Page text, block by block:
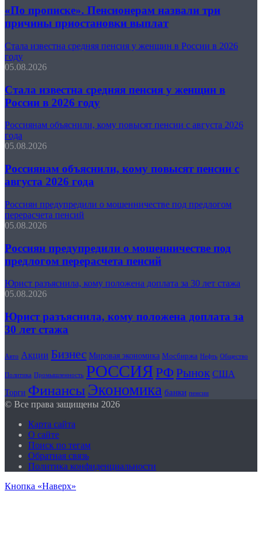
«По прописке». Пенсионерам назвали три
причины приостановки выплат
Стала известна средняя пенсия у женщин в России в 2026
году
05.08.2026
Стала известна средняя пенсия у женщин в
России в 2026 году
Россиянам объяснили, кому повысят пенсии с августа 2026
года
05.08.2026
Россиянам объяснили, кому повысят пенсии с
августа 2026 года
Россиян предупредили о мошенничестве под предлогом
перерасчета пенсий
05.08.2026
Россиян предупредили о мошенничестве под
предлогом перерасчета пенсий
Юрист разъяснила, кому положена доплата за 30 лет стажа
05.08.2026
Юрист разъяснила, кому положена доплата за
30 лет стажа
Авто Акции Бизнес Мировая экономика Мосбиржа Нефть Общество
Политика Промышленность РОССИЯРФРынок США
Торги Финансы Экономика банки пенсии
© Все права защищены 2026
Карта сайта
О сайте
Поиск по тегам
Обратная связь
Политика конфиденциальности
Кнопка «Наверх»